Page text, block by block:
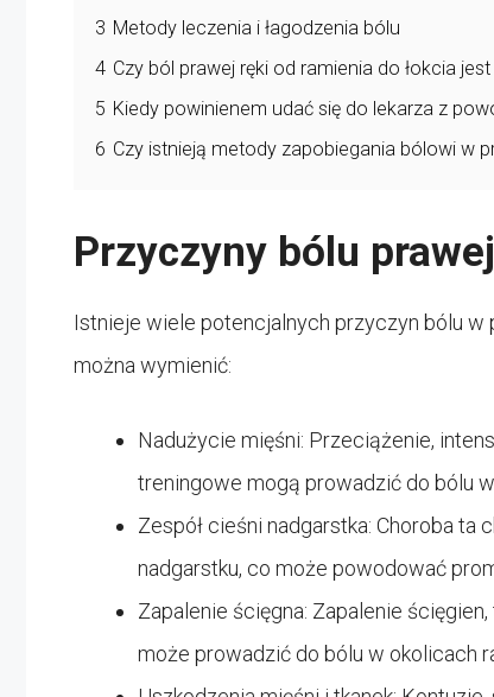
3 Metody leczenia i łagodzenia bólu
4 Czy ból prawej ręki od ramienia do łokcia
5 Kiedy powinienem udać się do lekarza z
6 Czy istnieją metody zapobiegania bólowi w
Przyczyny bólu
Istnieje wiele potencjalnych przyczyn bólu w
można wymienić:
Nadużycie mięśni: Przeciążenie,
treningowe mogą prowadzić do bólu w
Zespół cieśni nadgarstka: Choroba
nadgarstku, co może powodować
Zapalenie ścięgna: Zapalenie
może prowadzić do bólu w okolicach